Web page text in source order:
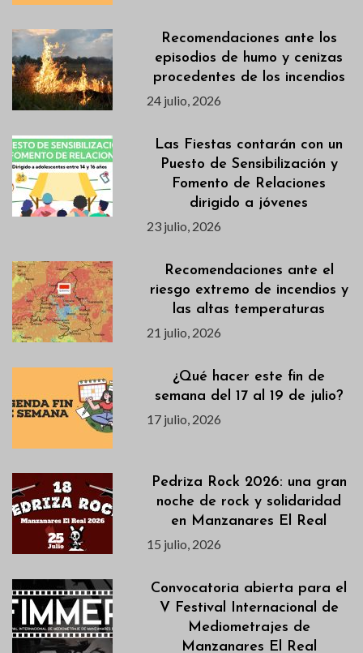
Recomendaciones ante los
episodios de humo y cenizas
procedentes de los incendios
24 julio, 2026
Las Fiestas contarán con un
Puesto de Sensibilización y
Fomento de Relaciones
dirigido a jóvenes
23 julio, 2026
Recomendaciones ante el
riesgo extremo de incendios y
las altas temperaturas
21 julio, 2026
¿Qué hacer este fin de
semana del 17 al 19 de julio?
17 julio, 2026
Pedriza Rock 2026: una gran
noche de rock y solidaridad
en Manzanares El Real
15 julio, 2026
Convocatoria abierta para el
V Festival Internacional de
Mediometrajes de
Manzanares El Real